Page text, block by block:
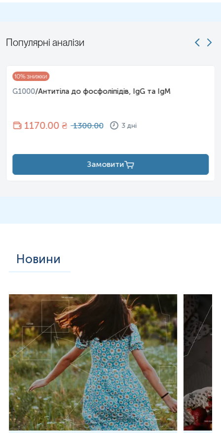
Популярні аналізи
10% знижки
G1000/Антитіла до фосфоліпідів, IgG та IgM
1170.00 ₴ 1300.00 3 дні
Замовити
Новини